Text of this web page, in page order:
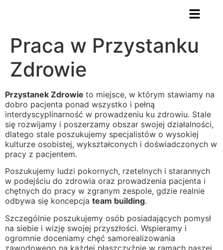
Praca w Przystanku
Zdrowie
Przystanek Zdrowie to miejsce, w którym stawiamy na
dobro pacjenta ponad wszystko i pełną
interdyscyplinarność w prowadzeniu ku zdrowiu. Stale
się rozwijamy i poszerzamy obszar swojej działalności,
dlatego stale poszukujemy specjalistów o wysokiej
kulturze osobistej, wykształconych i doświadczonych w
pracy z pacjentem.
Poszukujemy ludzi pokornych, rzetelnych i starannych
w podejściu do zdrowia oraz prowadzenia pacjenta i
chętnych do pracy w zgranym zespole, gdzie realnie
odbywa się koncepcja team building.
Szczególnie poszukujemy osób posiadających pomysł
na siebie i wizję swojej przyszłości. Wspieramy i
ogromnie doceniamy chęć samorealizowania
zawodowego na każdej płaszczyźnie w ramach naszej